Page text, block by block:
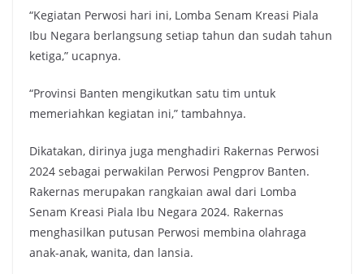
“Kegiatan Perwosi hari ini, Lomba Senam Kreasi Piala
Ibu Negara berlangsung setiap tahun dan sudah tahun
ketiga,” ucapnya.
“Provinsi Banten mengikutkan satu tim untuk
memeriahkan kegiatan ini,” tambahnya.
Dikatakan, dirinya juga menghadiri Rakernas Perwosi
2024 sebagai perwakilan Perwosi Pengprov Banten.
Rakernas merupakan rangkaian awal dari Lomba
Senam Kreasi Piala Ibu Negara 2024. Rakernas
menghasilkan putusan Perwosi membina olahraga
anak-anak, wanita, dan lansia.